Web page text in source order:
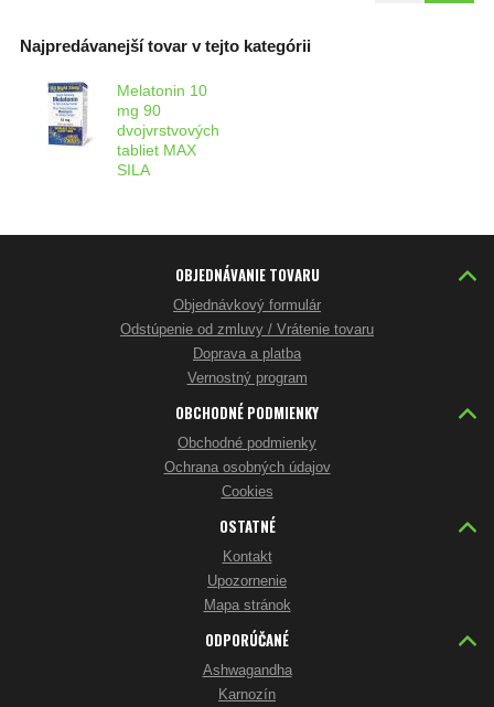
Najpredávanejší tovar v tejto kategórii
Melatonin 10
mg 90
dvojvrstvových
tabliet MAX
SILA
OBJEDNÁVANIE TOVARU
Objednávkový formulár
Odstúpenie od zmluvy / Vrátenie tovaru
Doprava a platba
Vernostný program
OBCHODNÉ PODMIENKY
Obchodné podmienky
Ochrana osobných údajov
Cookies
OSTATNÉ
Kontakt
Upozornenie
Mapa stránok
ODPORÚČANÉ
Ashwagandha
Karnozín